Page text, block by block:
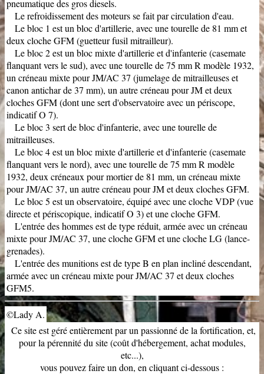
pneumatique des gros diesels.
Le refroidissement des moteurs se fait par circulation d'eau.
Le bloc 1 est un bloc d'artillerie, avec une tourelle de 81 mm et
deux cloche GFM (guetteur fusil mitrailleur).
Le bloc 2 est un bloc mixte d'artillerie et d'infanterie (casemate
flanquant vers le sud), avec une tourelle de 75 mm R modèle 1932,
un créneau mixte pour JM/AC 37 (jumelage de mitrailleuses et
canon antichar de 37 mm), un autre créneau pour JM et deux
cloches GFM (dont une sert d'observatoire avec un périscope,
indicatif O 7).
Le bloc 3 sert de bloc d'infanterie, avec une tourelle de
mitrailleuses.
Le bloc 4 est un bloc mixte d'artillerie et d'infanterie (casemate
flanquant vers le nord), avec une tourelle de 75 mm R modèle
1932, deux créneaux pour mortier de 81 mm, un créneau mixte
pour JM/AC 37, un autre créneau pour JM et deux cloches GFM.
Le bloc 5 est un observatoire, équipé avec une cloche VDP (vue
directe et périscopique, indicatif O 3) et une cloche GFM.
L'entrée des hommes est de type réduit, armée avec un créneau
mixte pour JM/AC 37, une cloche GFM et une cloche LG (lance-
grenades).
L'entrée des munitions est de type B en plan incliné descendant,
armée avec un créneau mixte pour JM/AC 37 et deux cloches
GFM5.
©Lady A.
Ce site est géré entièrement par un passionné de la fortification, et,
pour la pérennité du site (coût d'hébergement, achat modules,
etc...),
vous pouvez faire un don, en cliquant ci-dessous :